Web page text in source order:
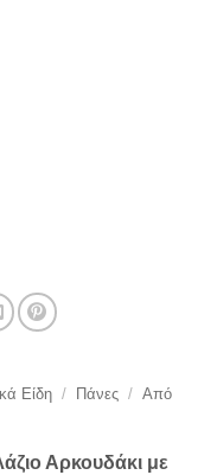
Είδη / Πάνες / Από
Αρκουδάκι με